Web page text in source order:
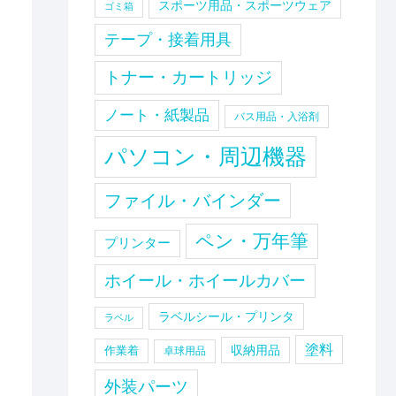
ゴミ箱 スポーツ用品・スポーツウェア
テープ・接着用具
トナー・カートリッジ
ノート・紙製品 バス用品・入浴剤
パソコン・周辺機器
ファイル・バインダー
プリンター ペン・万年筆
ホイール・ホイールカバー
ラベル ラベルシール・プリンタ
作業着 卓球用品 収納用品 塗料
外装パーツ